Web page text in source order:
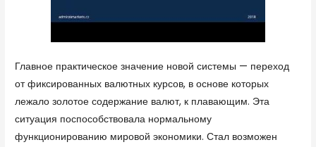
Главное практическое значение новой системы — переход
от фиксированных валютных курсов, в основе которых
лежало золотое содержание валют, к плавающим. Эта
ситуация поспособствовала нормальному
функционированию мировой экономики. Стал возможен